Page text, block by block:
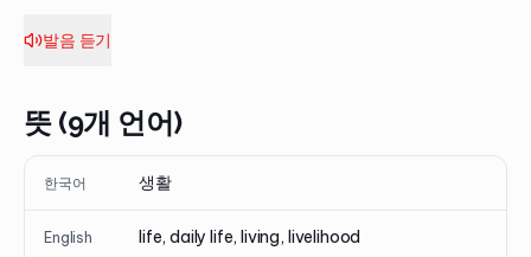
발음 듣기
뜻 (9개 언어)
한국어 생활
English life, daily life, living, livelihood